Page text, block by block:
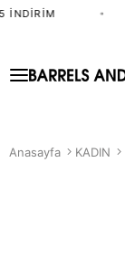
İNDIRIM •
Anasayfa KADIN